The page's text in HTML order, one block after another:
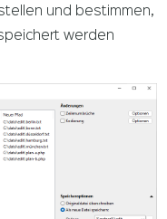
und bestimmen,
werden